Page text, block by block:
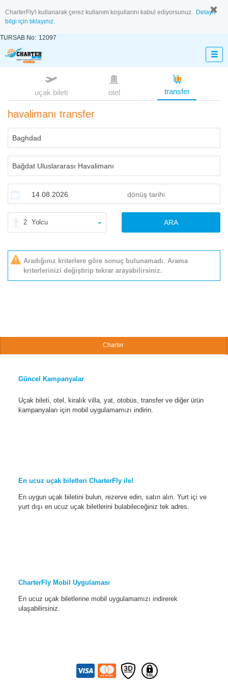
CharterFly'i kullanarak çerez kullanım koşullarını kabul ediyorsunuz. Detaylı
bilgi için tıklayınız.
TURSAB No: 12097
uçak bileti otel transfer
havalimanı transfer
2 Yolcu ARA
Aradığınız kriterlere göre sonuç bulunamadı. Arama
kriterlerinizi değiştirip tekrar arayabilirsiniz.
Charter
Güncel Kampanyalar
Uçak bileti, otel, kiralık villa, yat, otobüs, transfer ve diğer ürün
kampanyaları için mobil uygulamamızı indirin.
En ucuz uçak biletleri CharterFly ile!
En uygun uçak biletini bulun, rezerve edin, satın alın. Yurt içi ve
yurt dışı en ucuz uçak biletlerini bulabileceğiniz tek adres.
CharterFly Mobil Uygulaması
En ucuz uçak biletlerine mobil uygulamamızı indirerek
ulaşabilirsiniz.